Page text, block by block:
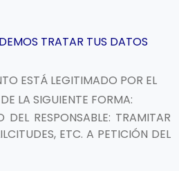
TRATAR TUS DATOS
ESTÁ LEGITIMADO POR EL
LA SIGUIENTE FORMA:
DEL RESPONSABLE: TRAMITAR
ETC. A PETICIÓN DEL